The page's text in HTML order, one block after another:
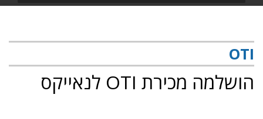
OTI
הושלמה מכירת OTI לנאייקס